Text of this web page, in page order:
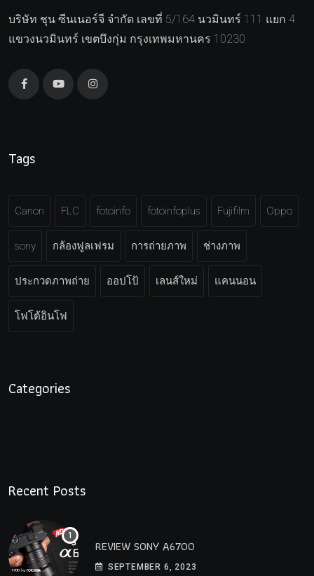
บริษัท ชุน ซีนเนอร์จี จำกัด เลขที่ 5/164 นวมินทร์ 111 แยก 4
แขวงนวมินทร์ เขตบึงกุ่ม กรุงเทพมหานคร 10230
Tags
Canon FLC fotoinfo fotoinfoplus Fujifilm Oppo
sony กล้องฟูลเฟรม การถ่ายภาพ ช่างภาพ
ประกวดภาพถ่าย ออปโป้ เลนส์ใหม่ แคนนอน
โฟโต้อินโฟ
Categories
Recent Posts
REVIEW SONY A6700
SEPTEMBER 6, 2023